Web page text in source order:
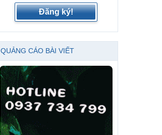
Đăng ký!
QUẢNG CÁO BÀI VIẾT